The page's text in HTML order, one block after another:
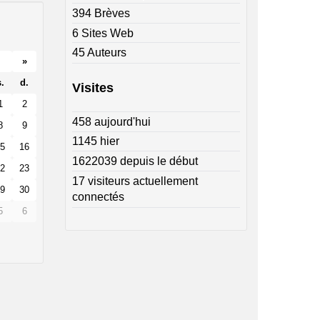
»
d.
2
9
16
23
30
6
394 Brèves
6 Sites Web
45 Auteurs
Visites
458 aujourd'hui
1145 hier
1622039 depuis le début
17 visiteurs actuellement
connectés